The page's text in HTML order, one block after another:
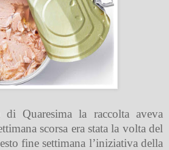
Quaresima la raccolta aveva
scorsa era stata la volta del
fine settimana l’iniziativa della